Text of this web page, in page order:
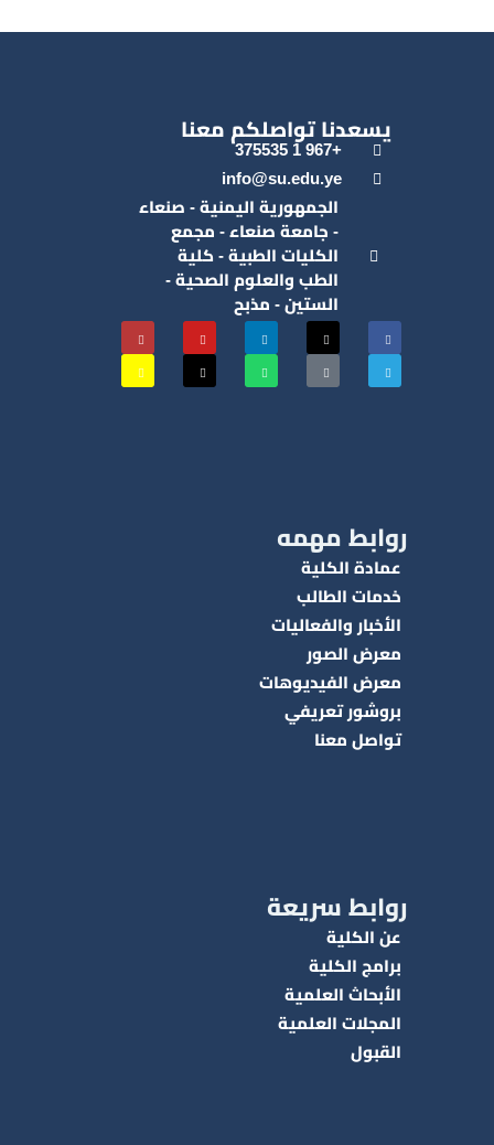
يسعدنا تواصلكم معنا
+967 1 375535
info@su.edu.ye
الجمهورية اليمنية - صنعاء
- جامعة صنعاء - مجمع
الكليات الطبية - كلية
الطب والعلوم الصحية -
الستين - مذبح
روابط مهمه
عمادة الكلية
خدمات الطالب
الأخبار والفعاليات
معرض الصور
معرض الفيديوهات
بروشور تعريفي
تواصل معنا
روابط سريعة
عن الكلية
برامج الكلية
الأبحاث العلمية
المجلات العلمية
القبول